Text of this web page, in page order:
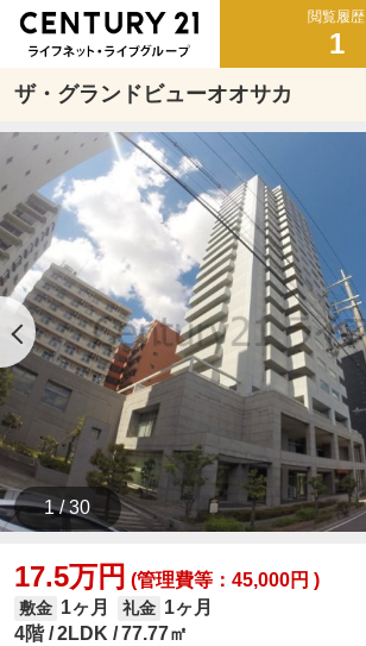
閲覧履歴
1
ザ・グランドビューオオサカ
1 / 30
17.5万円 (管理費等：45,000円 )
敷金 1ヶ月 礼金 1ヶ月
4階 2LDK 77.77㎡